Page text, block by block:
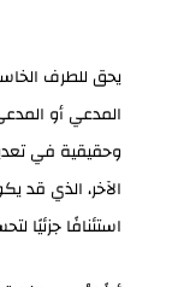
يحق للطرف
المدعي أو
وحقيقية في
الآخر، الذي قد
استئنافًا جزئيًا